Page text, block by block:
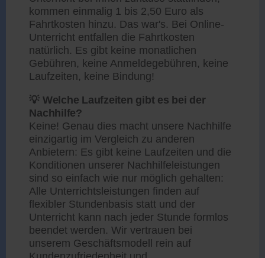
kommen einmalig 1 bis 2,50 Euro als
Fahrtkosten hinzu. Das war's. Bei Online-
Unterricht entfallen die Fahrtkosten
natürlich. Es gibt keine monatlichen
Gebühren, keine Anmeldegebühren, keine
Laufzeiten, keine Bindung!
💡 Welche Laufzeiten gibt es bei der
Nachhilfe?
Keine! Genau dies macht unsere Nachhilfe
einzigartig im Vergleich zu anderen
Anbietern: Es gibt keine Laufzeiten und die
Konditionen unserer Nachhilfeleistungen
sind so einfach wie nur möglich gehalten:
Alle Unterrichtsleistungen finden auf
flexibler Stundenbasis statt und der
Unterricht kann nach jeder Stunde formlos
beendet werden. Wir vertrauen bei
unserem Geschäftsmodell rein auf